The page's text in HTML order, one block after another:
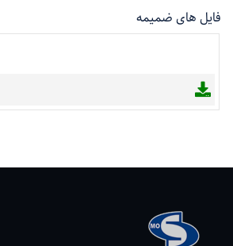
فایل های ضمیمه